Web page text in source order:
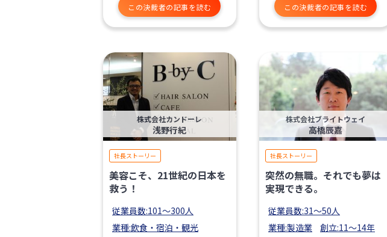
この決裁者の記事を読む この決裁者の記事を読む
株式会社カンドーレ
浅野行紀
社長ストーリー
美容こそ、21世紀の日本を
救う！
従業員数:101〜300人
業種:飲食・宿泊・観光
株式会社ブライトウェイ
高橋辰嘉
社長ストーリー
突然の無職。それでも夢は
実現できる。
従業員数:31〜50人
業種:製造業
創立:11〜14年